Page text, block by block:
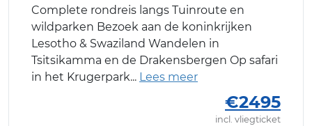
Complete rondreis langs Tuinroute en
wildparken Bezoek aan de koninkrijken
Lesotho & Swaziland Wandelen in
Tsitsikamma en de Drakensbergen Op safari
in het Krugerpark
€2495
incl. vliegticket